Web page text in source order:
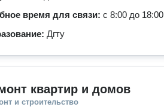
время для связи: с 8:00 до 18:00
Дгту
квартир и домов
и строительство